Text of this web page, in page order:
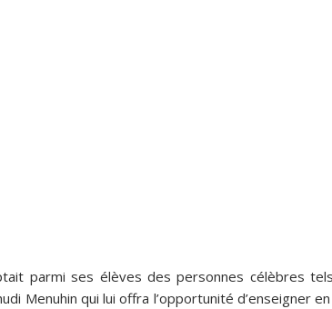
parmi ses élèves des personnes célèbres
Menuhin qui lui offra l’opportunité d’enseigner